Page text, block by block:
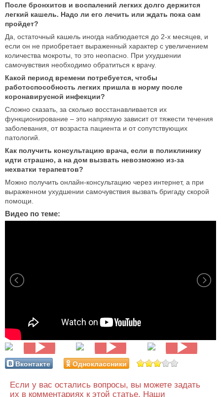
После бронхитов и воспалений легких долго держится
легкий кашель. Надо ли его лечить или ждать пока сам
пройдет?
Да, остаточный кашель иногда наблюдается до 2-х месяцев, и
если он не приобретает выраженный характер с увеличением
количества мокроты, то это неопасно. При ухудшении
самочувствия необходимо обратиться к врачу.
Какой период времени потребуется, чтобы
работоспособность легких пришла в норму после
коронавирусной инфекции?
Сложно сказать, за сколько восстанавливается их
функционирование – это напрямую зависит от тяжести течения
заболевания, от возраста пациента и от сопутствующих
патологий.
Как получить консультацию врача, если в поликлинику
идти страшно, а на дом вызвать невозможно из-за
нехватки терапевтов?
Можно получить онлайн-консультацию через интернет, а при
выраженном ухудшении самочувствия вызвать бригаду скорой
помощи.
Видео по теме:
Вконтакте Одноклассники
Если у вас остались вопросы, вы можете задать
их в комментариях к этой статье. Наши